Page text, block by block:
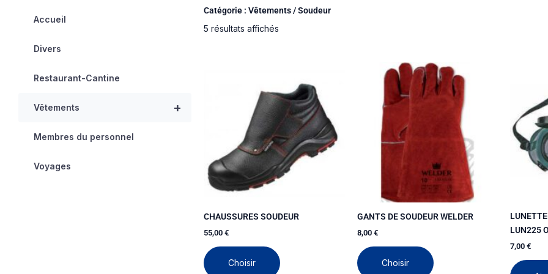
Accueil
Divers
Restaurant-Cantine
+
Vêtements
Membres du personnel
Voyages
Catégorie : Vêtements / Soudeur
5 résultats affichés
CHAUSSURES SOUDEUR
55,00€
Choisir
produit
a
plusieurs
variations.
Les
options
peuvent
être
la
produit
GANTS DE SOUDEUR WELDER
8,00 €
Choisir
LUN225
7,00 €